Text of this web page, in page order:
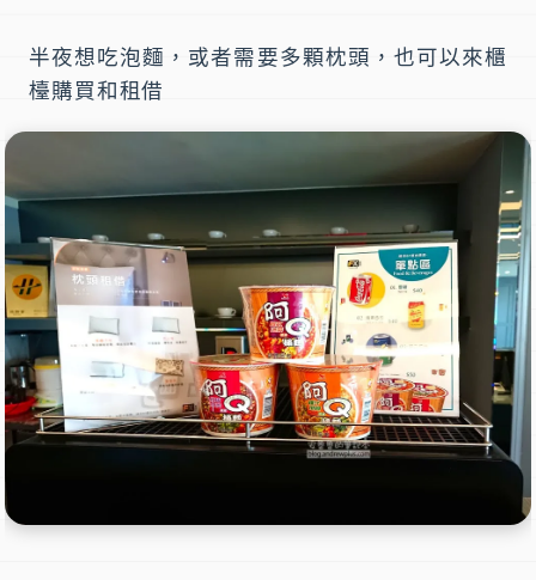
半夜想吃泡麵，或者需要多顆枕頭，也可以來櫃
檯購買和租借